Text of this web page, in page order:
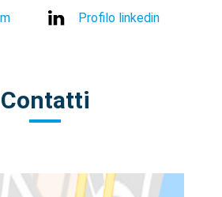
Profilo linkedin
Contatti